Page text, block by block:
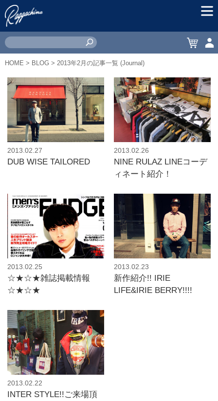
HOME > BLOG > 2013年2月の記事一覧 (Journal)
2013.02.27
DUB WISE TAILORED
2013.02.26
NINE RULAZ LINEコーデ
ィネート紹介！
2013.02.25
☆★☆★雑誌掲載情報
☆★☆★
2013.02.23
新作紹介!! IRIE
LIFE&IRIE BERRY!!!!
2013.02.22
INTER STYLE!!ご来場頂